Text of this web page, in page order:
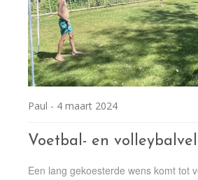
Paul - 4 maart 2024
Voetbal- en
Een lang gekoesterde wens komt tot